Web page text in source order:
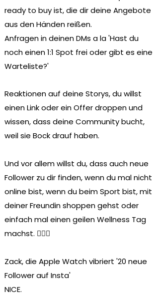
ready to buy ist, die dir deine Angebote
aus den Händen reißen.
Anfragen in deinen DMs a la 'Hast du
noch einen 1:1 Spot frei oder gibt es eine
Warteliste?'
Reaktionen auf deine Storys, du willst
einen Link oder ein Offer droppen und
wissen, dass deine Community bucht,
weil sie Bock drauf haben.
Und vor allem willst du, dass auch neue
Follower zu dir finden, wenn du mal nicht
online bist, wenn du beim Sport bist, mit
deiner Freundin shoppen gehst oder
einfach mal einen geilen Wellness Tag
machst. 💆🏽‍♀️
Zack, die Apple Watch vibriert '20 neue
Follower auf Insta'
NICE.